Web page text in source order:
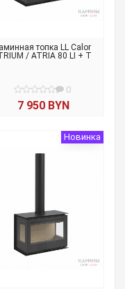
топка LL Calor
/ ATRIA 80 LI + T
0
7 950 BYN
Новинка